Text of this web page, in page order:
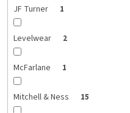
JF Turner 1
Levelwear 2
McFarlane 1
Mitchell & Ness 15